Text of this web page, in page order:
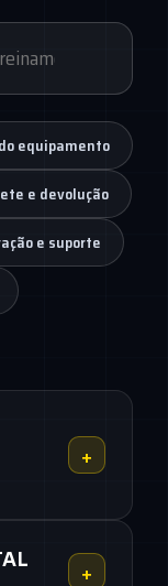
equipamento
e devolução
e suporte
+
duas
+